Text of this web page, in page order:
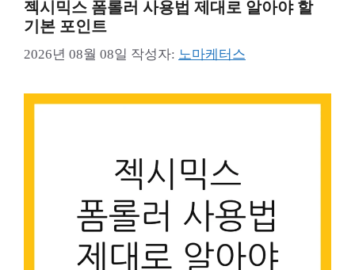
젝시믹스 폼롤러 사용법 제대로 알아야 할
기본 포인트
2026년 08월 08일 작성자: 노마케터스